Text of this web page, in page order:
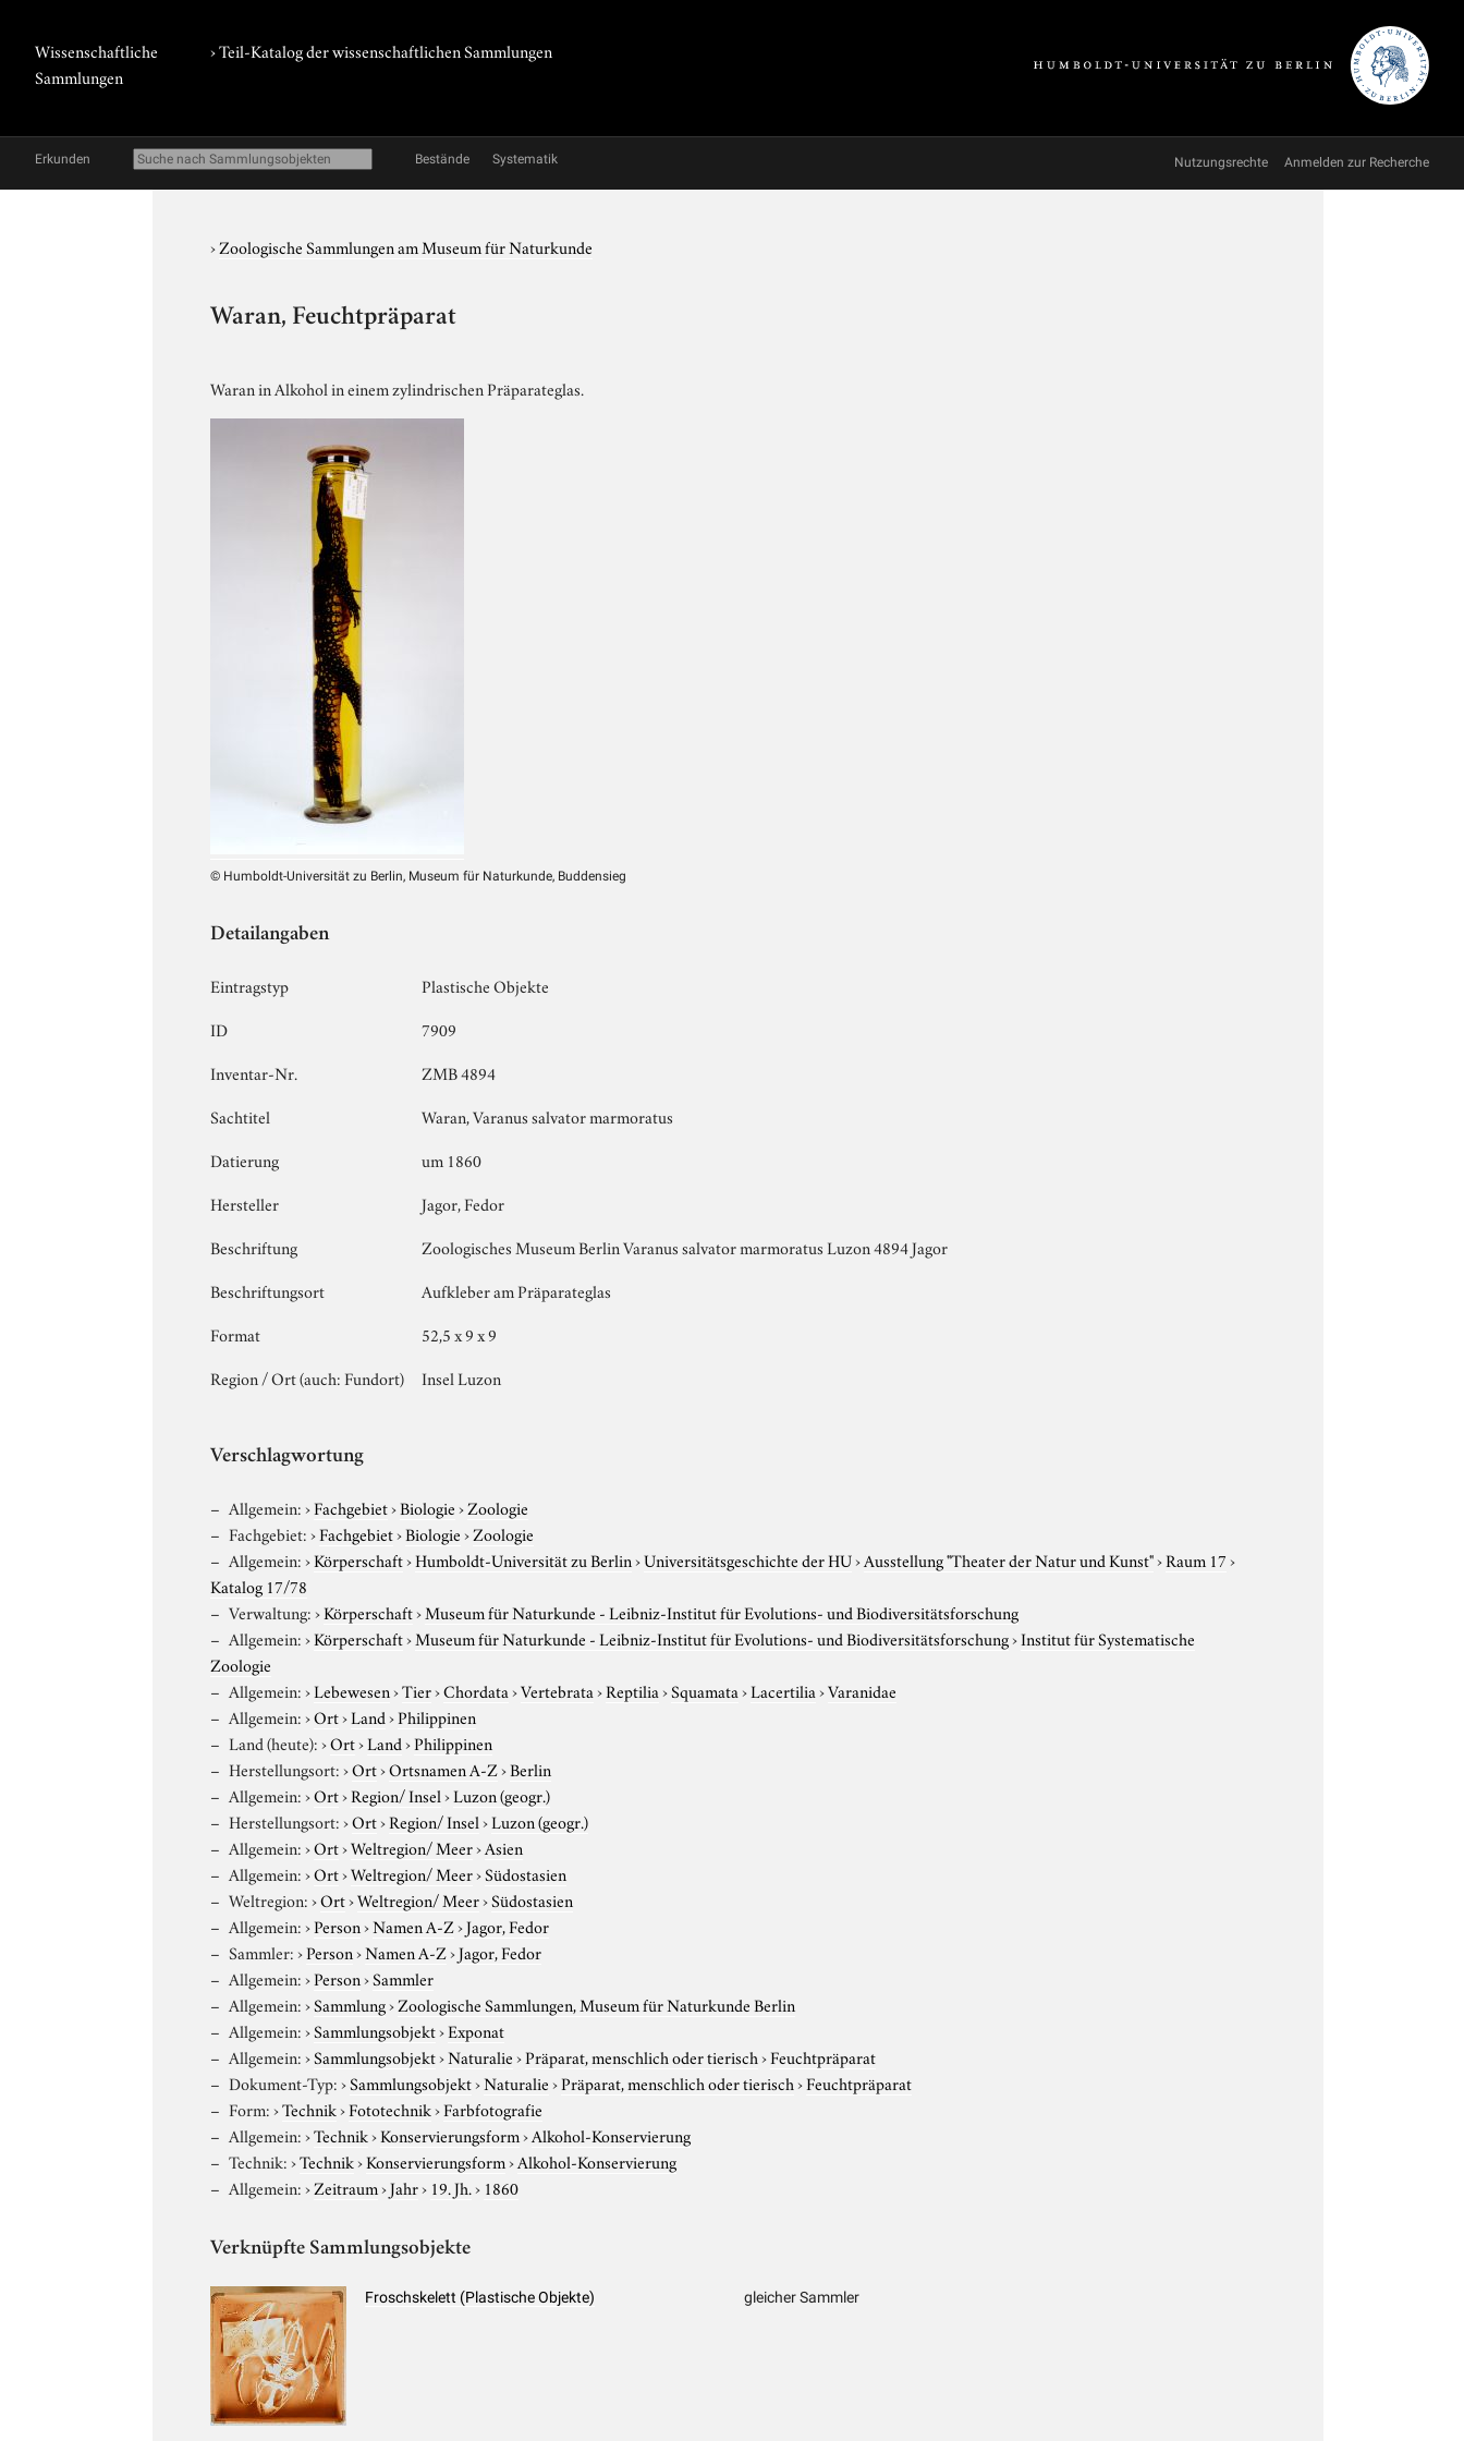
Wissenschaftliche
Sammlungen
› Teil-Katalog der wissenschaftlichen Sammlungen
Erkunden Bestände Systematik Nutzungsrechte Anmelden zur Recherche
›Zoologische Sammlungen am Museum für Naturkunde
Waran, Feuchtpräparat
Waran in Alkohol in einem zylindrischen Präparateglas.
© Humboldt-Universität zu Berlin, Museum für Naturkunde, Buddensieg
Detailangaben
Eintragstyp
Plastische Objekte
ID
7909
Inventar-Nr.
ZMB 4894
Sachtitel
Waran, Varanus salvator marmoratus
Datierung
um 1860
Hersteller
Jagor, Fedor
Beschriftung
Zoologisches Museum Berlin Varanus salvator marmoratus Luzon 4894 Jagor
Beschriftungsort
Aufkleber am Präparateglas
Format
52,5 x 9 x 9
Region / Ort (auch: Fundort)
Insel Luzon
Verschlagwortung
Allgemein:›Fachgebiet›Biologie›Zoologie
Fachgebiet:›Fachgebiet›Biologie›Zoologie
Allgemein:›Körperschaft›Humboldt-Universität zu Berlin›Universitätsgeschichte der HU›Ausstellung "Theater der Natur und Kunst"›Raum 17›
Katalog 17/78
Verwaltung:›Körperschaft›Museum für Naturkunde - Leibniz-Institut für Evolutions- und Biodiversitätsforschung
Allgemein:›Körperschaft›Museum für Naturkunde - Leibniz-Institut für Evolutions- und Biodiversitätsforschung›Institut für Systematische
Zoologie
Allgemein:›Lebewesen›Tier›Chordata›Vertebrata›Reptilia›Squamata›Lacertilia›Varanidae
Allgemein:›Ort›Land›Philippinen
Land (heute):›Ort›Land›Philippinen
Herstellungsort:›Ort›Ortsnamen A-Z›Berlin
Allgemein:›Ort›Region/ Insel›Luzon (geogr.)
Herstellungsort:›Ort›Region/ Insel›Luzon (geogr.)
Allgemein:›Ort›Weltregion/ Meer›Asien
Allgemein:›Ort›Weltregion/ Meer›Südostasien
Weltregion:›Ort›Weltregion/ Meer›Südostasien
Allgemein:›Person›Namen A-Z›Jagor, Fedor
Sammler:›Person›Namen A-Z›Jagor, Fedor
Allgemein:›Person›Sammler
Allgemein:›Sammlung›Zoologische Sammlungen, Museum für Naturkunde Berlin
Allgemein:›Sammlungsobjekt›Exponat
Allgemein:›Sammlungsobjekt›Naturalie›Präparat, menschlich oder tierisch›Feuchtpräparat
Dokument-Typ:›Sammlungsobjekt›Naturalie›Präparat, menschlich oder tierisch›Feuchtpräparat
Form:›Technik›Fototechnik›Farbfotografie
Allgemein:›Technik›Konservierungsform›Alkohol-Konservierung
Technik:›Technik›Konservierungsform›Alkohol-Konservierung
Allgemein:›Zeitraum›Jahr› 19. Jh.› 1860
Verknüpfte Sammlungsobjekte
Froschskelett (Plastische Objekte) gleicher Sammler